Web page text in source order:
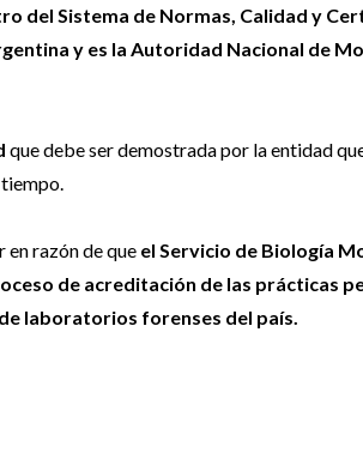
del Sistema de Normas, Calidad y
y es la Autoridad Nacional de
que debe ser demostrada por la entidad
razón de que el Servicio de Biología
de acreditación de las prácticas
laboratorios forenses del país.